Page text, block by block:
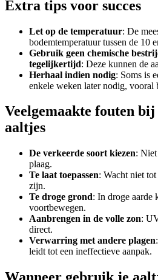
Extra tips voor succes
Let op de temperatuur: De
bodemtemperatuur tussen de 10
Gebruik geen chemische
tegelijkertijd: Deze kunnen de
Herhaal indien nodig: Soms is
enkele weken later nodig, vooral
Veelgemaakte fouten
aaltjes
De verkeerde soort kiezen:
plaag.
Te laat toepassen: Wacht niet
zijn.
Te droge grond: In droge aarde
voortbewegen.
Aanbrengen in de volle zon:
direct.
Verwarring met andere plagen
leidt tot een ineffectieve aanpak.